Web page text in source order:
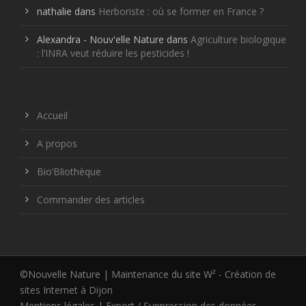
nathalie dans Herboriste : où se former en France ?
Alexandra - Nouv'elle Nature dans Agriculture biologique
: l’INRA veut réduire les pesticides !
Accueil
A propos
Bio’Bliothèque
Commander des articles
©Nouvelle Nature | Maintenance du site W² - Création de
sites Internet à Dijon